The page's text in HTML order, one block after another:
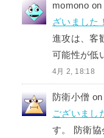
momono on
ざいました！
進攻は、客
可能性が低
4月 2, 18:18
防衛小僧 on
ございまし
す。 防衛